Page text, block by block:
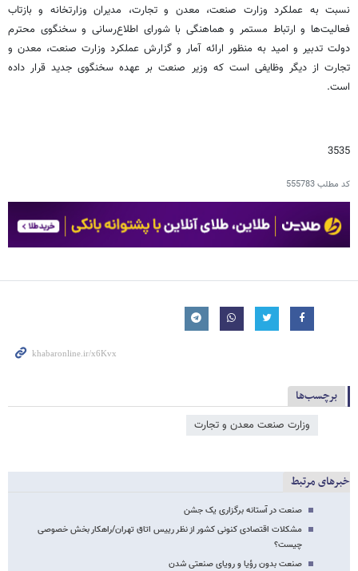
نسبت به عملکرد وزارت صنعت، معدن و تجارت، مدیران وزارتخانه و بازتاب
فعالیت‌ها و ارتباط مستمر و هماهنگی با شورای اطلاع‌رسانی و سخنگوی محترم
دولت تدبیر و امید به منظور ارائه آمار و گزارش عملکرد وزارت صنعت، معدن و
تجارت از دیگر وظایفی است که وزیر صنعت بر عهده سخنگوی جدید قرار داده
است.
3535
کد مطلب555783
برچسب‌ها
وزارت صنعت معدن و تجارت
خبرهای مرتبط
صنعت در آستانه برگزاری یک جشن
مشکلات اقتصادی کنونی کشور از نظر رییس اتاق تهران/راهکار بخش خصوصی
چیست؟
صنعت بدون رؤیا و رویای صنعتی شدن